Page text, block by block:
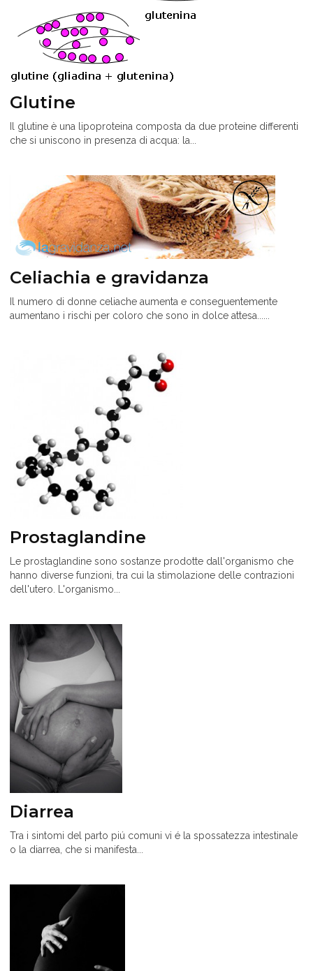
Glutine
Il glutine è una lipoproteina composta da due proteine differenti
che si uniscono in presenza di acqua: la...
Celiachia e gravidanza
Il numero di donne celiache aumenta e conseguentemente
aumentano i rischi per coloro che sono in dolce attesa......
Prostaglandine
Le prostaglandine sono sostanze prodotte dall'organismo che
hanno diverse funzioni, tra cui la stimolazione delle contrazioni
dell'utero. L'organismo...
Diarrea
Tra i sintomi del parto piú comuni vi é la spossatezza intestinale
o la diarrea, che si manifesta...